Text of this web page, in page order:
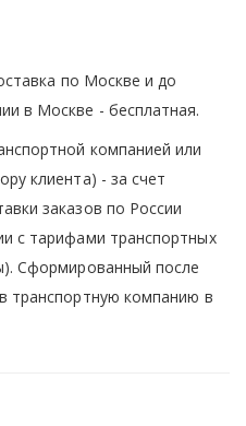
по Москве и до
в Москве - бесплатная.
компанией или
клиента) - за счет
заказов по России
с тарифами транспортных
Сформированный после
транспортную компанию в